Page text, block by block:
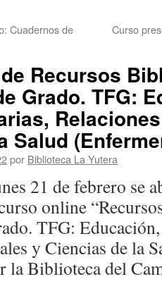
Cuadernos de
Curso
Recursos
Grado. TFG:
Salud
por Biblioteca La Yutera
21 de febrero se
online
TFG:
y Ciencias de la
Biblioteca del